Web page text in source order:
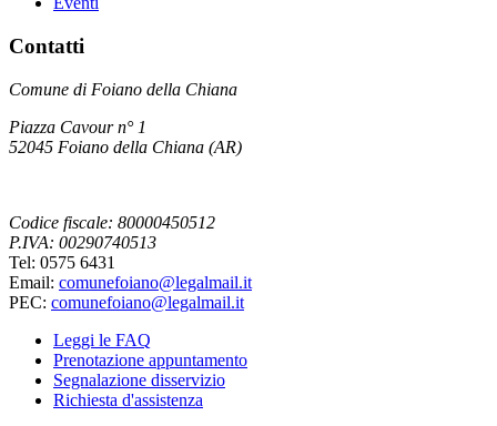
Contatti
Comune di Foiano della Chiana
Piazza Cavour n° 1
52045 Foiano della Chiana (AR)
Codice fiscale: 80000450512
P.IVA: 00290740513
Tel: 0575 6431
Email: comunefoiano@legalmail.it
PEC: comunefoiano@legalmail.it
Leggi le FAQ
Prenotazione appuntamento
Segnalazione disservizio
Richiesta d'assistenza